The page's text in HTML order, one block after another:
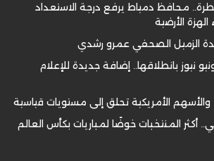
محافظ دمياط يرفع درجة الاستعداد
الأرضية
الزميل الصحفي عمرو رشدي
نيوز بانطلاقها.. إضافة جديدة للإعلام
والأسهم الأمريكية تحلق إلى مستويات قياسية
أكثر المنتخبات خوضًا لمباريات بكأس العالم